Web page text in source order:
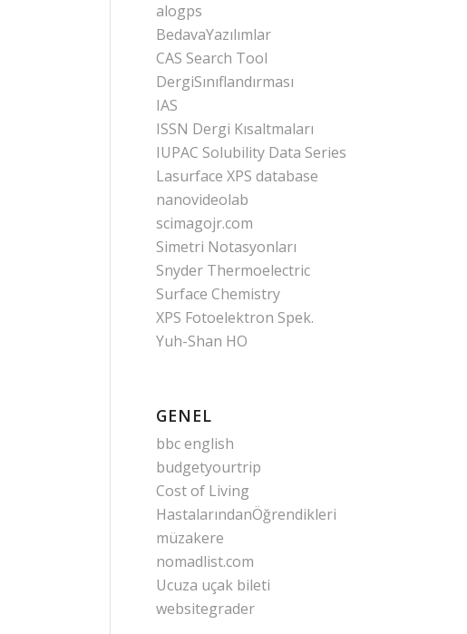
alogps
BedavaYazılımlar
CAS Search Tool
DergiSınıflandırması
IAS
ISSN Dergi Kısaltmaları
IUPAC Solubility Data Series
Lasurface XPS database
nanovideolab
scimagojr.com
Simetri Notasyonları
Snyder Thermoelectric
Surface Chemistry
XPS Fotoelektron Spek.
Yuh-Shan HO
GENEL
bbc english
budgetyourtrip
Cost of Living
HastalarındanÖğrendikleri
müzakere
nomadlist.com
Ucuza uçak bileti
websitegrader